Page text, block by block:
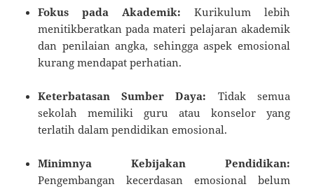
Fokus pada Akademik: Kurikulum lebih
menitikberatkan pada materi pelajaran akademik
dan penilaian angka, sehingga aspek emosional
kurang mendapat perhatian.
Keterbatasan Sumber Daya: Tidak semua
sekolah memiliki guru atau konselor yang
terlatih dalam pendidikan emosional.
Minimnya Kebijakan Pendidikan:
Pengembangan kecerdasan emosional belum